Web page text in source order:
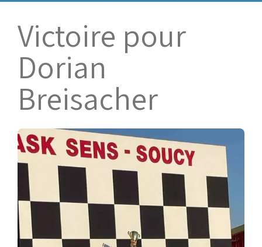
Victoire pour
Dorian
Breisacher
Bénévoles
Les 50 ans du club
Dons aux associations
Vue aérienne
Accès au circuit
Chronos et Rapports
Horaires d'ouverture
Equipements Vidéo